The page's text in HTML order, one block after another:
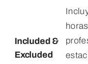
Included &
Excluded